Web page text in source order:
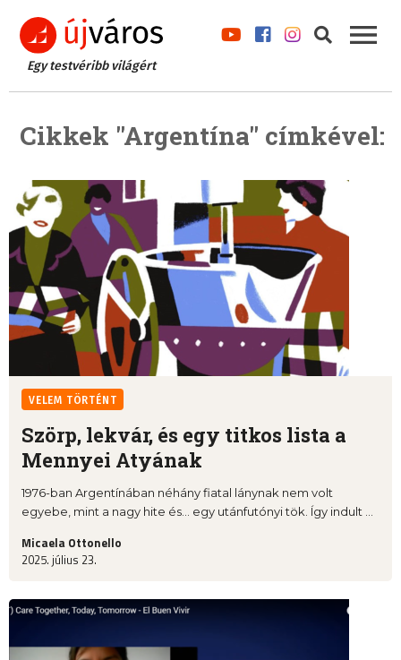
Egy testvéribb világért
Cikkek "Argentína" címkével:
VELEM TÖRTÉNT
Szörp, lekvár, és egy titkos lista a
Mennyei Atyának
1976-ban Argentínában néhány fiatal lánynak nem volt
egyebe, mint a nagy hite és… egy utánfutónyi tök. Így indult ...
Micaela Ottonello
2025. július 23.